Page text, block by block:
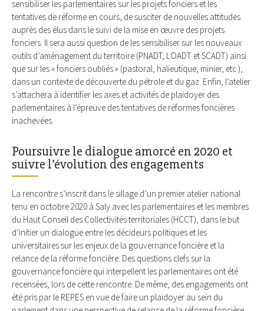
sensibiliser les parlementaires sur les projets fonciers et les
tentatives de réforme en cours, de susciter de nouvelles attitudes
auprès des élus dans le suivi de la mise en œuvre des projets
fonciers. Il sera aussi question de les sensibiliser sur les nouveaux
outils d’aménagement du territoire (PNADT, LOADT et SCADT) ainsi
que sur les « fonciers oubliés » (pastoral, halieutique, minier, etc.),
dans un contexte de découverte du pétrole et du gaz. Enfin, l’atelier
s’attachera à identifier les axes et activités de plaidoyer des
parlementaires à l’épreuve des tentatives de réformes foncières
inachevées.
Poursuivre le dialogue amorcé en 2020 et
suivre l’évolution des engagements
La rencontre s’inscrit dans le sillage d’un premier atelier national
tenu en octobre 2020 à Saly avec les parlementaires et les membres
du Haut Conseil des Collectivités territoriales (HCCT), dans le but
d’initier un dialogue entre les décideurs politiques et les
universitaires sur les enjeux de la gouvernance foncière et la
relance de la réforme foncière. Des questions clefs sur la
gouvernance foncière qui interpellent les parlementaires ont été
recensées, lors de cette rencontre. De même, des engagements ont
été pris par le REPES en vue de faire un plaidoyer au sein du